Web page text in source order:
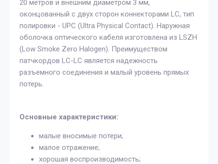
20 метров и внешним диаметром 3 мм,
оконцованный с двух сторон коннекторами LC, тип
полировки - UPC (Ultra Physical Contact). Наружная
оболочка оптического кабеля изготовлена из LSZH
(Low Smoke Zero Halogen). Преимуществом
патчкордов LC-LC является надежность
разъемного соединения и малый уровень прямых
потерь.
Основные характеристики:
малые вносимые потери;
малое отражение;
хорошая воспроизводимость;